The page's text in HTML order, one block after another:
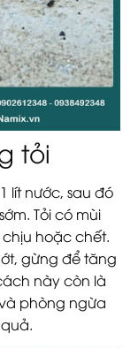
tỏi
lít nước, sau đó
Tỏi có mùi
hoặc chết.
gừng để tăng
này còn là
phòng ngừa